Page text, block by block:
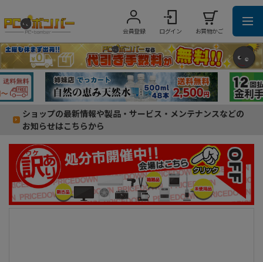
会員登録 ログイン お買物かご
ショップの最新情報や製品・サービス・メンテナンスなどの
お知らせはこちらから